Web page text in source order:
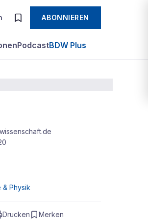
ABONNIEREN
PodcastBDW Plus
& Physik
Drucken Merken